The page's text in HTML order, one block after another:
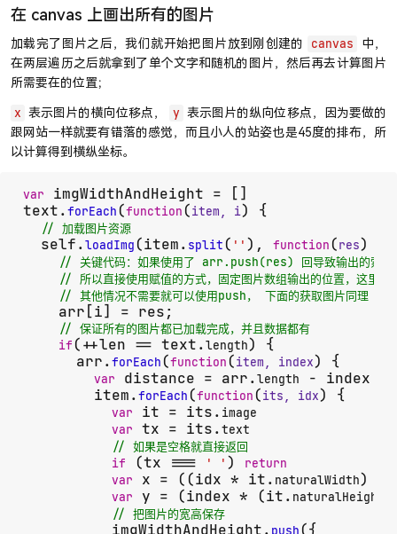
在 canvas 上画出所有的图片
加载完了图片之后，我们就开始把图片放到刚创建的 canvas
中，
在两层遍历之后就拿到了单个文字和随机的图片，然后再去计算图片
所需要在的位置；
x 表示图片的横向位移点， y 表示图片的纵向位移点，因为要做的
跟网站一样就要有错落的感觉，而且小人的站姿也是45度的排布，所
以计算得到横纵坐标。
var
imgWidthAndHeight = []
text.forEach(function(item, i) {
// 加载图片资源
  self.
loadImg(item. split( '' ), function(res) {
// 关键代码：如果使用了 arr.push(res) 回导致输出的索引跟
// 所以直接使用赋值的方式，固定图片数组输出的位置，这里要
// 其他情况不需要就可以使用push， 下面的获取图片同理
    arr[i] = res;
// 保证所有的图片都已加载完成，并且数据都有
if(++len == text.length) {
      arr.
forEach(function(item, index) {
var distance = arr.length
- index -
        item.
forEach(function(its, idx) {
var it = its. image
var
tx = its.text
// 如果是空格就直接返回
if
(tx === ' ' )
return
var
x = ((idx * it. naturalWidth) -
var y = (index * (it. naturalHeight
// 把图片的宽高保存
          imgWidthAndHeight.
push({